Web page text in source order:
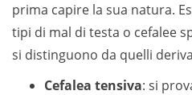
prima capire la sua natura.
tipi di mal di testa o cefalee
si distinguono da quelli
Cefalea tensiva: si